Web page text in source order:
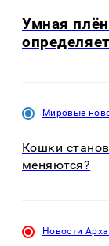
Умная
Мировые
Кошки
меняются?
Новости